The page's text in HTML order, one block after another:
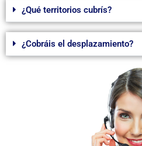
¿Qué territorios cubrís?
¿Cobráis el desplazamiento?